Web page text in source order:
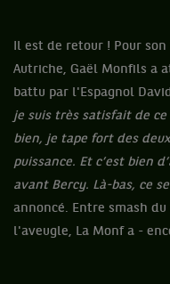
Il est de retour ! Pour
Autriche, Gaël Monfils a
battu par l'Espagnol
je suis très satisfait de
bien, je tape fort des
puissance. Et c’est bien
avant Bercy. Là-bas, ce
annoncé. Entre smash
l'aveugle, La Monf a -